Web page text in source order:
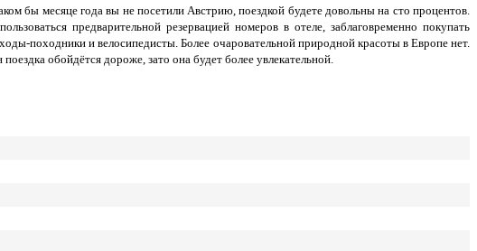
бы месяце года вы не посетили Австрию, поездкой будете довольны на сто процентов.
предварительной резервацией номеров в отеле, заблаговременно покупать
походники и велосипедисты. Более очаровательной природной красоты в Европе нет.
обойдётся дороже, зато она будет более увлекательной.